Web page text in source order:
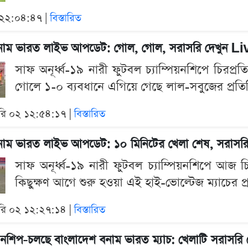
|বিস্তারিত
ভারত লাইভ আপডেট: গোল, গোল, সরাসরি দেখুন
সাফ অনূর্ধ্ব-১৯ নারী ফুটবল চ্যাম্পিয়নশিপে
গোলে ১-০ ব্যবধানে এগিয়ে গেছে লাল-সবুজের
০২ ১২:৫৪:১৭ |বিস্তারিত
ভারত লাইভ আপডেট: ১০ মিনিটের খেলা শেষ,
সাফ অনূর্ধ্ব-১৯ নারী ফুটবল চ্যাম্পিয়নশিপে আজ
কিছুক্ষণ আগে শুরু হওয়া এই হাই-ভোল্টেজ ম্যাচের
০২ ১২:২৭:১৪ |বিস্তারিত
চলছে বাংলাদেশ বনাম ভারত ম্যাচ: খেলাটি